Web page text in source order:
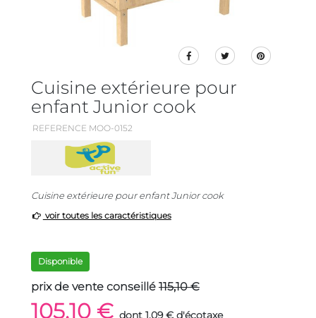
Cuisine extérieure pour
enfant Junior cook
REFERENCE MOO-0152
Cuisine extérieure pour enfant Junior cook
voir toutes les caractéristiques
Disponible
prix de vente conseillé 115,10 €
105,10 € dont 1,09 € d'écotaxe